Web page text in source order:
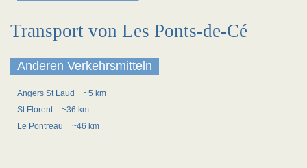
Transport von Les Ponts-de-Cé
Anderen Verkehrsmitteln
Angers St Laud
~5 km
St Florent
~36 km
Le Pontreau
~46 km